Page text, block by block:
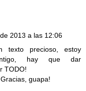
2013 a las 12:06
texto precioso, estoy
hay que dar
TODO!
guapa!